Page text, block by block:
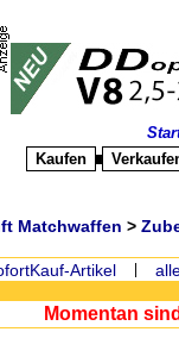
Kaufen
Matchwaffen >
Artikel
Momentan